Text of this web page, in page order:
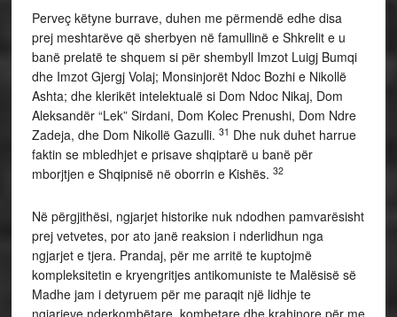
Perveç këtyne burrave, duhen me përmendë edhe disa
prej meshtarëve që sherbyen në famullinë e Shkrelit e u
banë prelatë te shquem si për shembyll Imzot Luigj Bumqi
dhe Imzot Gjergj Volaj; Monsinjorët Ndoc Bozhi e Nikollë
Ashta; dhe klerikët intelektualë si Dom Ndoc Nikaj, Dom
Aleksandër “Lek” Sirdani, Dom Kolec Prenushi, Dom Ndre
Zadeja, dhe Dom Nikollë Gazulli. 31 Dhe nuk duhet harrue
faktin se mbledhjet e prisave shqiptarë u banë për
mborjtjen e Shqipnisë në oborrin e Kishës. 32
Në përgjithësi, ngjarjet historike nuk ndodhen pamvarësisht
prej vetvetes, por ato janë reaksion i nderlidhun nga
ngjarjet e tjera. Prandaj, për me arritë te kuptojmë
kompleksitetin e kryengritjes antikomuniste te Malësisë së
Madhe jam i detyruem për me paraqit një lidhje te
ngjarjeve nderkombëtare, kombetare dhe krahinore për me